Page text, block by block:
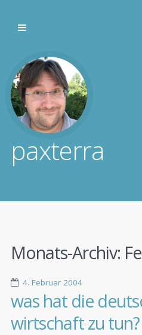
paxterra
Monats-Archiv:
4. Februar 2004
was hat die
wirtschaft zu tun?